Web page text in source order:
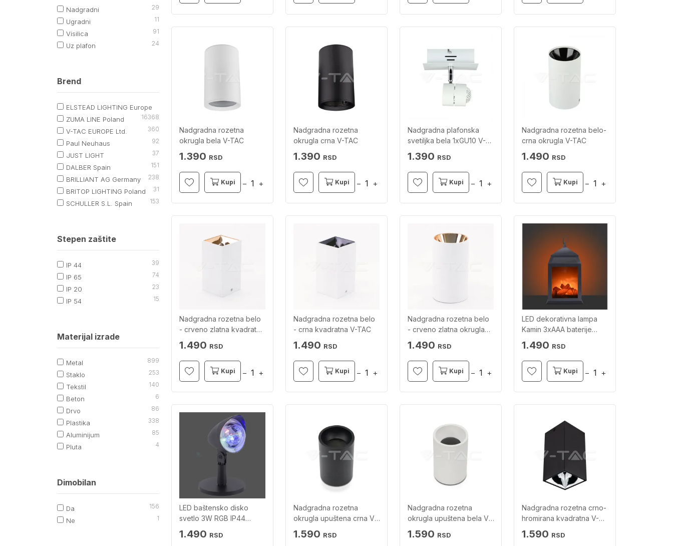
Nadgradni 29
Ugradni 11
Visilica 91
Uz plafon 24
Brend
ELSTEAD LIGHTING Europe
68
ZUMA LINE Poland 163
V-TAC EUROPE Ltd. 360
Paul Neuhaus 92
JUST LIGHT 37
DALBER Spain 151
BRILLIANT AG Germany 238
BRITOP LIGHTING Poland 31
SCHULLER S.L. Spain 153
Stepen zaštite
IP 44 39
IP 65 74
IP 20 23
IP 54 15
Materijal izrade
Metal 899
Staklo 253
Tekstil 140
Beton 6
Drvo 86
Plastika 338
Aluminijum 85
Pluta 4
Dimobilan
Da 156
Ne 1
Nadgradna rozetna
okrugla bela V-TAC
1.390 RSD
Kupi − +
Nadgradna rozetna
okrugla crna V-TAC
1.390 RSD
Kupi − +
Nadgradna plafonska
svetiljka bela 1xGU10 V-
TAC
1.390 RSD
Kupi − +
Nadgradna rozetna belo-
crna okrugla V-TAC
1.490 RSD
Kupi − +
Nadgradna rozetna belo
- crveno zlatna kvadratna
V-TAC
1.490 RSD
Kupi − +
Nadgradna rozetna belo
- crna kvadratna V-TAC
1.490 RSD
Kupi − +
Nadgradna rozetna belo
- crveno zlatna okrugla
V-TAC
1.490 RSD
Kupi − +
LED dekorativna lampa
Kamin 3xAAA baterije
JUST LIGHT
1.490 RSD
Kupi − +
LED baštensko disko
svetlo 3W RGB IP44
JUST LIGHT
1.490 RSD
Nadgradna rozetna
okrugla upuštena crna V-
TAC
1.590 RSD
Nadgradna rozetna
okrugla upuštena bela V-
TAC
1.590 RSD
Nadgradna rozetna crno-
hromirana kvadratna V-
TAC
1.590 RSD